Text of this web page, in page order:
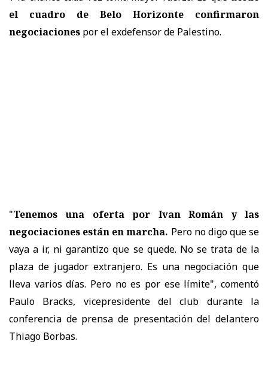
el cuadro de Belo Horizonte confirmaron
negociaciones por el exdefensor de Palestino.
"Tenemos una oferta por Ivan Román y las
negociaciones están en marcha. Pero no digo que se
vaya a ir, ni garantizo que se quede. No se trata de la
plaza de jugador extranjero. Es una negociación que
lleva varios días. Pero no es por ese límite", comentó
Paulo Bracks, vicepresidente del club durante la
conferencia de prensa de presentación del delantero
Thiago Borbas.